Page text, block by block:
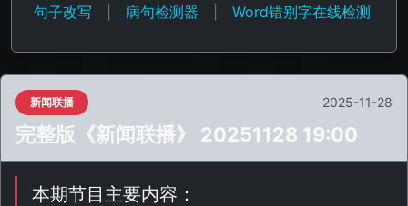
句子改写 病句检测器 Word错别字在线检测
新闻联播 2025-11-28
完整版《新闻联播》 20251128 19:00
本期节目主要内容：